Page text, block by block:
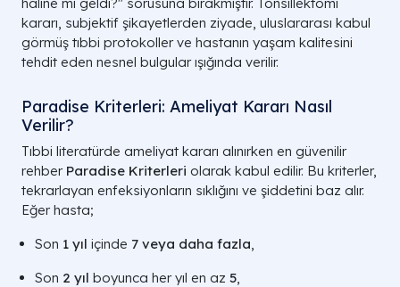
kararı, subjektif şikayetlerden ziyade, uluslararası kabul
görmüş tıbbi protokoller ve hastanın yaşam kalitesini
tehdit eden nesnel bulgular ışığında verilir.
Paradise Kriterleri: Ameliyat Kararı Nasıl
Verilir?
Tıbbi literatürde ameliyat kararı alınırken en güvenilir
rehber Paradise Kriterleri olarak kabul edilir. Bu kriterler,
tekrarlayan enfeksiyonların sıklığını ve şiddetini baz alır.
Eğer hasta;
Son 1 yıl içinde 7 veya daha fazla
Son 2 yıl boyunca her yıl en az 5